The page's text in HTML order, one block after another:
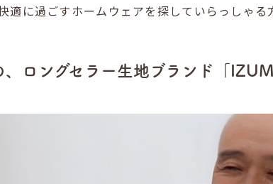
適に過ごすホームウェアを探していらっしゃる
、ロングセラー生地ブランド「